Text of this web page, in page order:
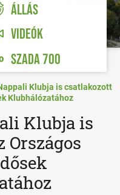
ÁLLÁS
VIDEÓK
SZADA 700
Klubja is csatlakozott
Klubhálózatához
Klubja is
Országos